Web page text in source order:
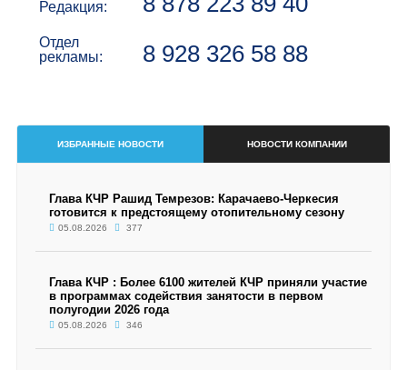
Редакция:
Отдел
рекламы:
8 928 326 58 88
ИЗБРАННЫЕ НОВОСТИ НОВОСТИ КОМПАНИИ
Глава КЧР Рашид Темрезов: Карачаево-Черкесия
готовится к предстоящему отопительному сезону
05.08.2026 377
Глава КЧР : Более 6100 жителей КЧР приняли участие
в программах содействия занятости в первом
полугодии 2026 года
05.08.2026 346